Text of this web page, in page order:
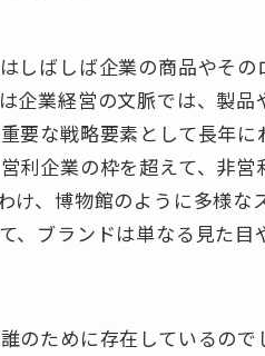
しばしば企業の商品やそ
企業経営の文脈では、製
要な戦略要素として長年に
利企業の枠を超えて、非
け、博物館のように多様な
、ブランドは単なる見た目
のために存在しているの